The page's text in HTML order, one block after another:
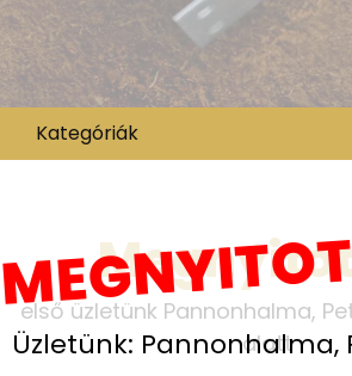
Kategóriák
Üzletünk: Pannonhalma,
első üzletünk Pannonhalma,
alatt